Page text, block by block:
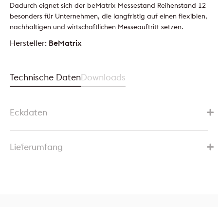
Dadurch eignet sich der beMatrix Messestand Reihenstand 12
besonders für Unternehmen, die langfristig auf einen flexiblen,
nachhaltigen und wirtschaftlichen Messeauftritt setzen.
Hersteller: BeMatrix
Technische DatenDownloads
Eckdaten
Lieferumfang